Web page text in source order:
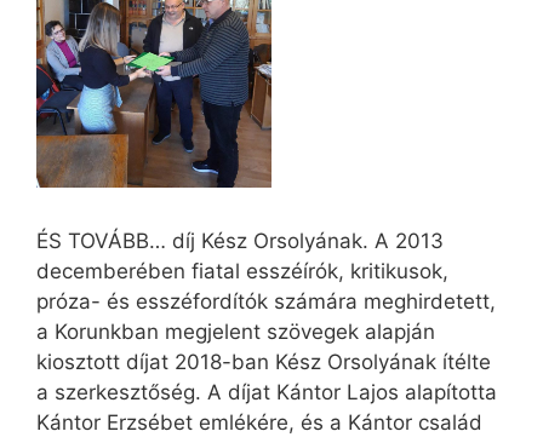
ÉS TOVÁBB… díj Kész Orsolyának. A 2013
decemberében fiatal esszéírók, kritikusok,
próza- és esszéfordítók számára meghirdetett,
a Korunkban megjelent szövegek alapján
kiosztott díjat 2018-ban Kész Orsolyának ítélte
a szerkesztőség. A díjat Kántor Lajos alapította
Kántor Erzsébet emlékére, és a Kántor család